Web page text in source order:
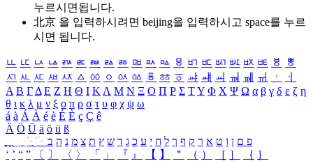
누르시면됩니다.
北京 을 입력하시려면 beijing을 입력하시고 space를 누르
시면 됩니다.
ㅥ ㅦ ㅧ ㅨ ㅩ ㅪ ㅫ ㅬ ㅭ ㅮ ㅯ ㅰ ㅱ ㅲ ㅳ ㅴ ㅵ ㅶ ㅷ ㅸ
ㅹ
ㅺ ㅻ ㅼ ㅽ ㅾ ㅿ ㆀ ㆁ ㆂ ㆃ ㆄ ㆅ ㆆ ㆇ ㆈ ㆉ ㆊ ㆋ ㆌ ㆍ
ㆎ
Α Β ΓΔ Ε Ζ Η Θ Ι ΚΛ Μ Ν Ξ Ο Π Ρ Σ ΤΥ Φ Χ Ψ Ω α β γ δ ε ζ η
θ ι κ λ μ ν ξ ο π ρ σ τ υ φ χ ψ ω
á à Á À é è É È ç Ç ê
Ä Ö Ü ä ö ü ß
ִֶֹ ֻּ ׁׂ פ ם ן ו ט א ר ק ף ך ל ח י ע כ ג ד ש ץ ת צ מ נ ה ב
‘ ’ “ ” 〔 〕 〈 〉 「 」 『 』 【 】 ＂ （ ） ［ ］ ｛ ｝